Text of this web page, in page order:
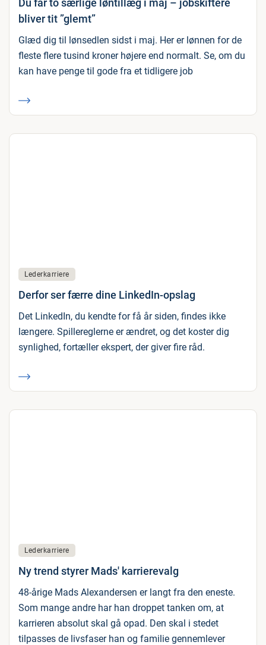
Du får to særlige løntillæg i maj – jobskiftere
bliver tit ”glemt”
Glæd dig til lønsedlen sidst i maj. Her er lønnen for de
fleste flere tusind kroner højere end normalt. Se, om du
kan have penge til gode fra et tidligere job
Lederkarriere
Derfor ser færre dine LinkedIn-opslag
Det LinkedIn, du kendte for få år siden, findes ikke
længere. Spillereglerne er ændret, og det koster dig
synlighed, fortæller ekspert, der giver fire råd.
Lederkarriere
Ny trend styrer Mads' karrierevalg
48-årige Mads Alexandersen er langt fra den eneste.
Som mange andre har han droppet tanken om, at
karrieren absolut skal gå opad. Den skal i stedet
tilpasses de livsfaser han og familie gennemlever